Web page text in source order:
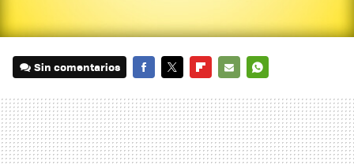
Sin comentarios
MAIL